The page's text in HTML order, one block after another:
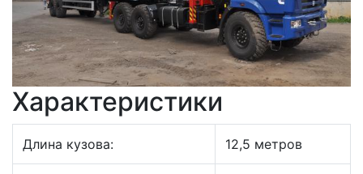
Характеристики
Длина кузова: 12,5 метров